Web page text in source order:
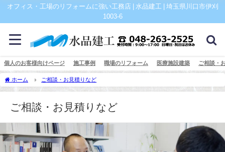
オフィス・工場のリフォームに強い工務店 | 水品建工 | 埼玉県川口市伊刈
1003-6
個人のお客様向けページ 施工事例 職場のリフォーム 医療施設建築 ご相談・
ホーム ご相談・お見積りなど
ご相談・お見積りなど